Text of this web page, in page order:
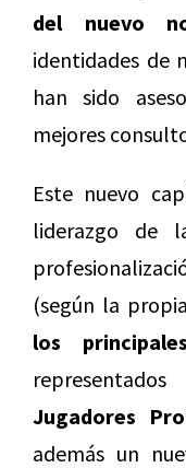
del nuevo
identidades de
han sido
mejores
Este nuevo
liderazgo de
(según la
los
Jugadores
además un